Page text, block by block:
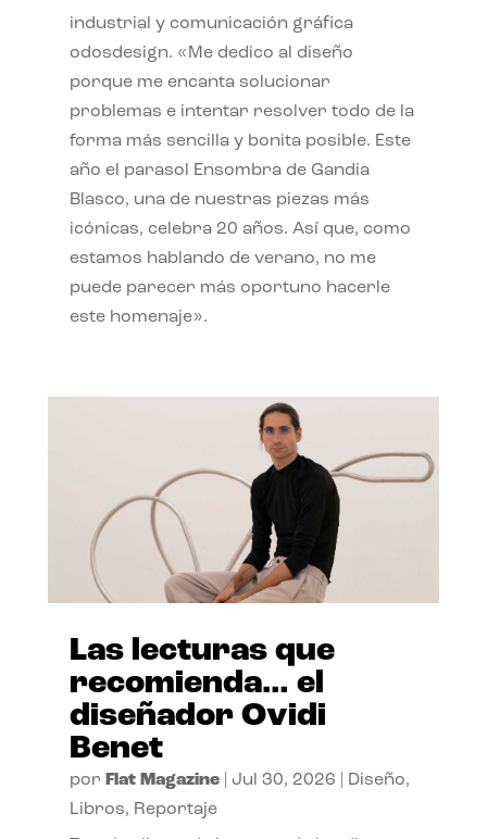
industrial y comunicación gráfica
odosdesign. «Me dedico al diseño
porque me encanta solucionar
problemas e intentar resolver todo de la
forma más sencilla y bonita posible. Este
año el parasol Ensombra de Gandia
Blasco, una de nuestras piezas más
icónicas, celebra 20 años. Así que, como
estamos hablando de verano, no me
puede parecer más oportuno hacerle
este homenaje».
Las lecturas que
recomienda… el
diseñador Ovidi
Benet
por Flat Magazine| Jul 30, 2026 Diseño,
Libros, Reportaje